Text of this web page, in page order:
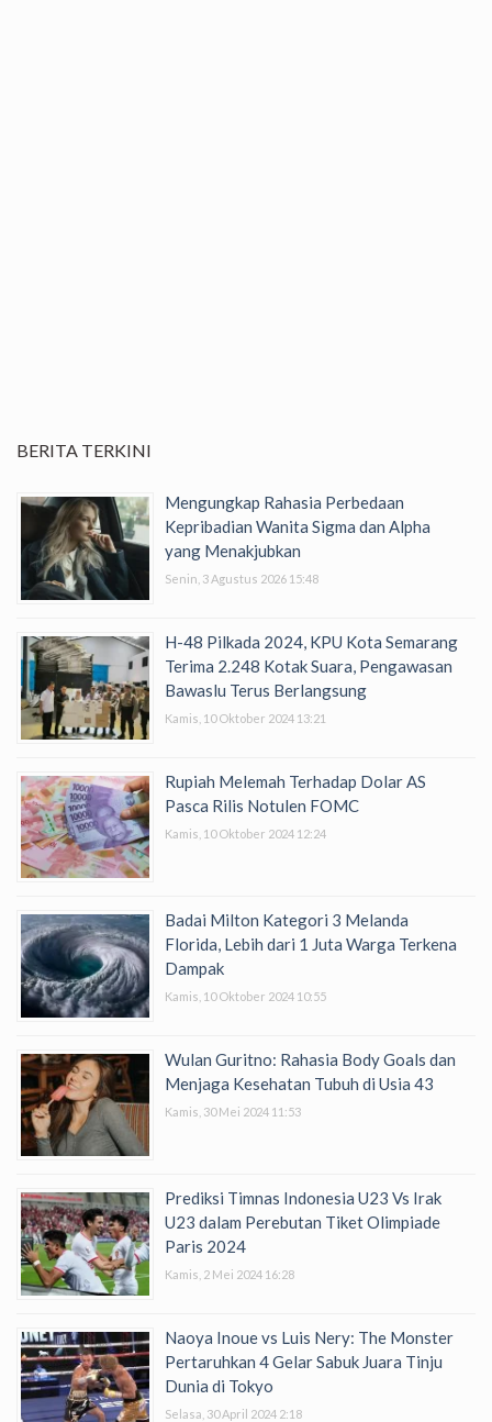
BERITA TERKINI
Mengungkap Rahasia Perbedaan
Kepribadian Wanita Sigma dan Alpha
yang Menakjubkan
Senin, 3 Agustus 2026 15:48
H-48 Pilkada 2024, KPU Kota Semarang
Terima 2.248 Kotak Suara, Pengawasan
Bawaslu Terus Berlangsung
Kamis, 10 Oktober 2024 13:21
Rupiah Melemah Terhadap Dolar AS
Pasca Rilis Notulen FOMC
Kamis, 10 Oktober 2024 12:24
Badai Milton Kategori 3 Melanda
Florida, Lebih dari 1 Juta Warga Terkena
Dampak
Kamis, 10 Oktober 2024 10:55
Wulan Guritno: Rahasia Body Goals dan
Menjaga Kesehatan Tubuh di Usia 43
Kamis, 30 Mei 2024 11:53
Prediksi Timnas Indonesia U23 Vs Irak
U23 dalam Perebutan Tiket Olimpiade
Paris 2024
Kamis, 2 Mei 2024 16:28
Naoya Inoue vs Luis Nery: The Monster
Pertaruhkan 4 Gelar Sabuk Juara Tinju
Dunia di Tokyo
Selasa, 30 April 2024 2:18